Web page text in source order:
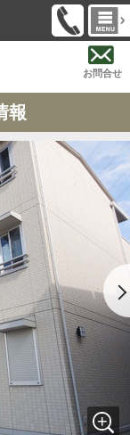
お問合せ
報